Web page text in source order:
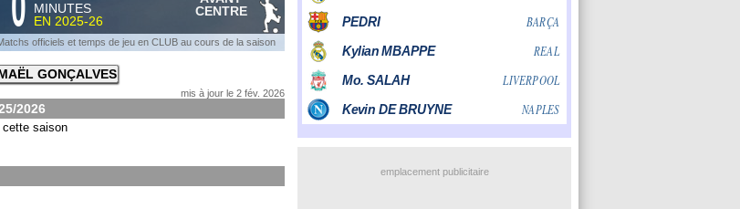
MINUTES
EN 2025-26
CENTRE
officiels et temps de jeu en CLUB au cours de la saison
GONÇALVES
mis à jour le 2 fév. 2026
2026
cette saison
emplacement publicitaire